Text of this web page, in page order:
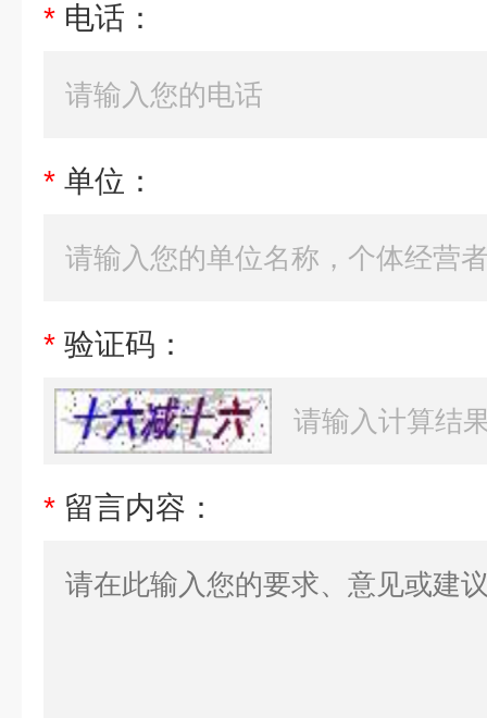
* 电话：
* 单位：
* 验证码：
* 留言内容：